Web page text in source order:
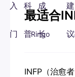
入
门
科
普
成
长
建
议
最适合
Ringo
INFP（治愈